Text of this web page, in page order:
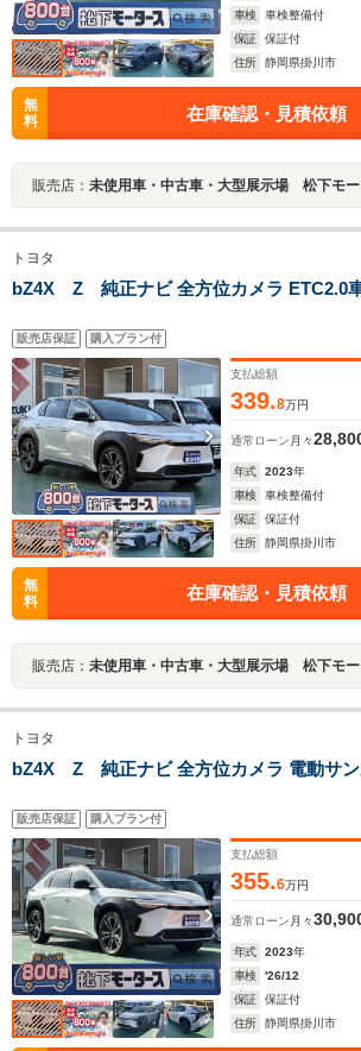
車検
車検整備付
保証
保証付
住所
静岡県掛川市
無
料
在庫確認・見積依頼
販売店： 未使用車・中古車・大型展示場 松下モー
トヨタ
bZ4X Z 純正ナビ 全方位カメラ ETC2.0
販売店保証 購入プラン付
支払総額
339.8万円
通常ローン 月々
年式 2023年
車検
車検整備付
保証
保証付
住所
静岡県掛川市
無
料
在庫確認・見積依頼
販売店： 未使用車・中古車・大型展示場 松下モー
トヨタ
bZ4X Z 純正ナビ 全方位カメラ 電動サン
販売店保証 購入プラン付
支払総額
355.6万円
通常ローン 月々
年式 2023年
車検
'26/12
保証
保証付
住所
静岡県掛川市